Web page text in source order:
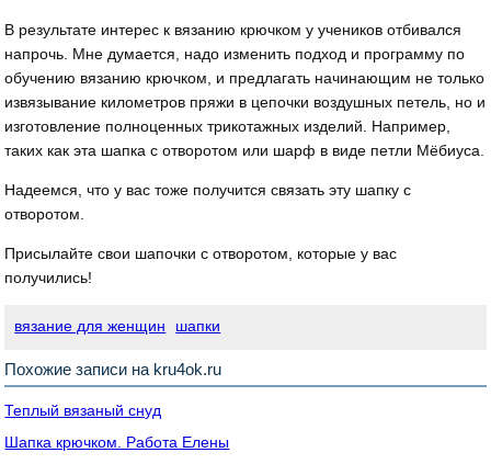
В результате интерес к вязанию крючком у учеников отбивался
напрочь. Мне думается, надо изменить подход и программу по
обучению вязанию крючком, и предлагать начинающим не только
извязывание километров пряжи в цепочки воздушных петель, но и
изготовление полноценных трикотажных изделий. Например,
таких как эта шапка с отворотом или шарф в виде петли Мёбиуса.
Надеемся, что у вас тоже получится связать эту шапку с
отворотом.
Присылайте свои шапочки с отворотом, которые у вас
получились!
вязание для женщин шапки
Похожие записи на kru4ok.ru
Теплый вязаный снуд
Шапка крючком. Работа Елены